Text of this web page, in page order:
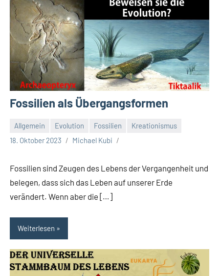
Fossilien als Übergangsformen
Allgemein Evolution Fossilien
Kreationismus
18. Oktober 2023
Michael Kubi
Fossilien sind Zeugen des Lebens der Vergangenheit und
belegen, dass sich das Leben auf unserer Erde
verändert. Wenn aber die […]
Weiterlesen